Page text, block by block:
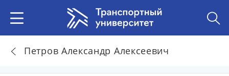
Петров Александр Алексеевич